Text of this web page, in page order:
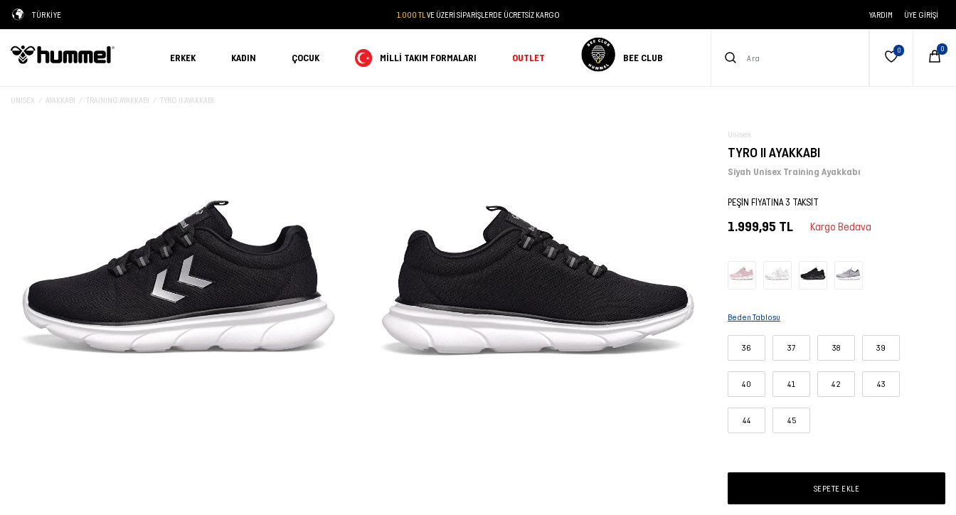
TÜRKİYE 1.000 TL VE ÜZERİ SİPARİŞLERDE ÜCRETSİZ KARGO YARDIM ÜYE GIRIŞI
ERKEK KADIN ÇOCUK MILLI TAKIM FORMALARI OUTLET BEE CLUB
UNISEX AYAKKABI TRAINING AYAKKABI TYRO II AYAKKABI
Unisex
TYRO II AYAKKABI
Siyah Unisex Training Ayakkabı
PEŞİN FİYATINA 3 TAKSİT
1.999,95 TL Kargo Bedava
Beden Tablosu
36 37 38 39
40 41 42 43
44 45
SEPETE EKLE